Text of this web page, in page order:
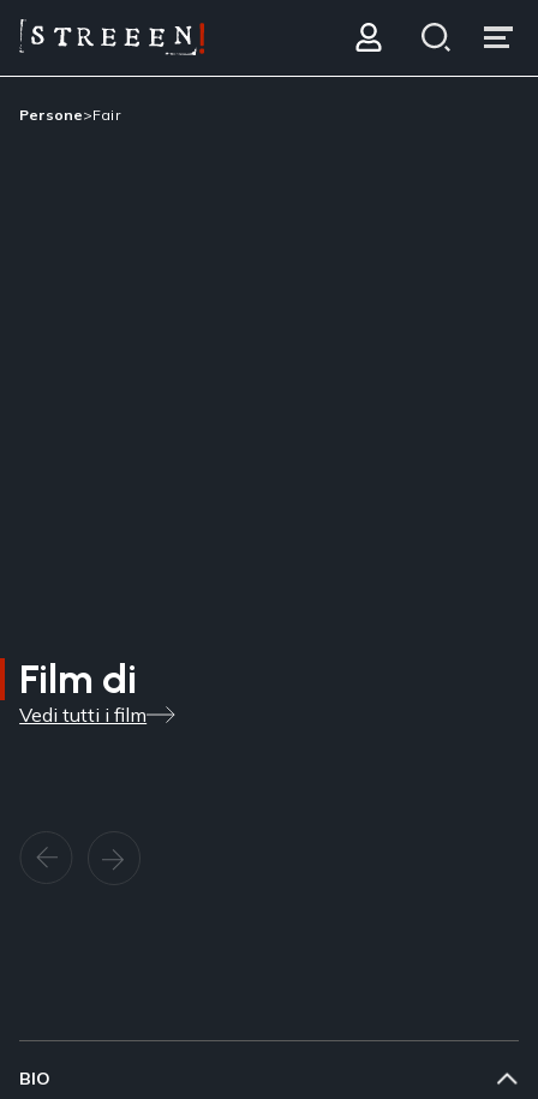
Persone>Fair
Film di
Vedi tutti i film
BIO